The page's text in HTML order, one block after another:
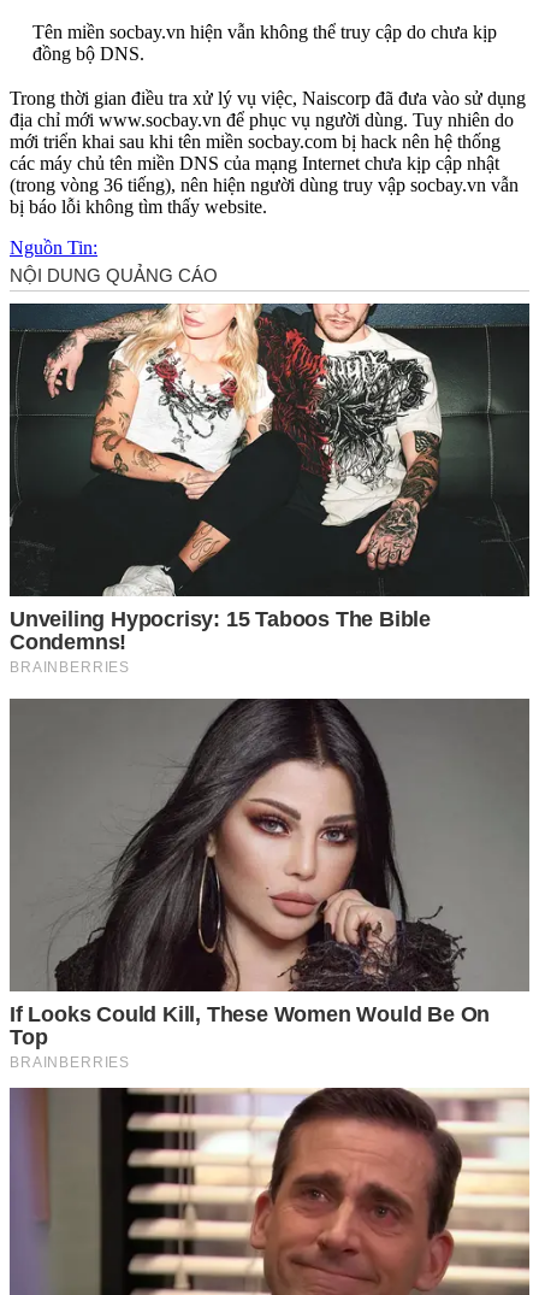
Tên miền socbay.vn hiện vẫn không thể truy cập do chưa kịp
đồng bộ DNS.
Trong thời gian điều tra xử lý vụ việc, Naiscorp đã đưa vào sử dụng
địa chỉ mới www.socbay.vn để phục vụ người dùng. Tuy nhiên do
mới triển khai sau khi tên miền socbay.com bị hack nên hệ thống
các máy chủ tên miền DNS của mạng Internet chưa kịp cập nhật
(trong vòng 36 tiếng), nên hiện người dùng truy vập socbay.vn vẫn
bị báo lỗi không tìm thấy website.
Nguồn Tin: